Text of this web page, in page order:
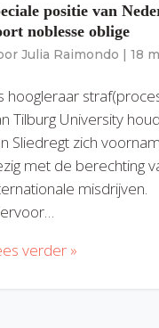
positie van
noblesse oblige
Julia Raimondo | 18
hoogleraar
Tilburg University
Sliedregt zich
met de berechting
misdrijven.
verder »